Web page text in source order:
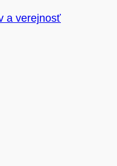
a verejnosť